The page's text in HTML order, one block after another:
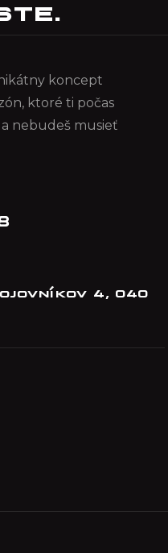
koncept
ktoré ti počas
nebudeš musieť
4, 040